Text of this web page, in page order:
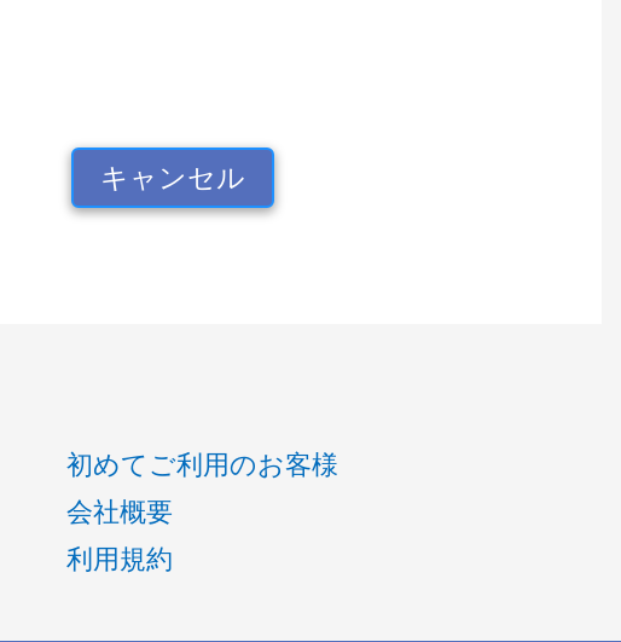
キャンセル
初めてご利用のお客様
会社概要
利用規約